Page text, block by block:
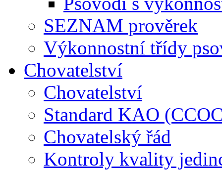
SEZNAM prověrek
Výkonnostní třídy
Chovatelství
Chovatelství
Standard KAO
Chovatelský řád
Kontroly kvality